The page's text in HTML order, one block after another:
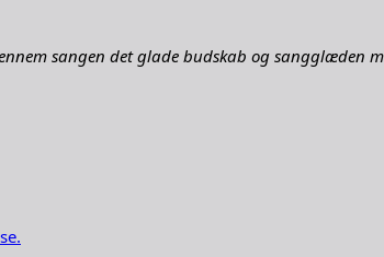
sangen det glade budskab og sangglæden